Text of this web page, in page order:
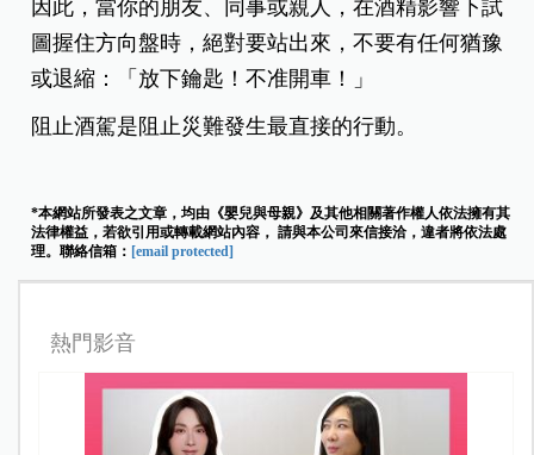
因此，當你的朋友、同事或親人，在酒精影響下試
圖握住方向盤時，絕對要站出來，不要有任何猶豫
或退縮：「放下鑰匙！不准開車！」
阻止酒駕是阻止災難發生最直接的行動。
*本網站所發表之文章，均由《嬰兒與母親》及其他相關著作權人依法擁有其
法律權益，若欲引用或轉載網站內容， 請與本公司來信接洽，違者將依法處
理。聯絡信箱： [email protected]
熱門影音